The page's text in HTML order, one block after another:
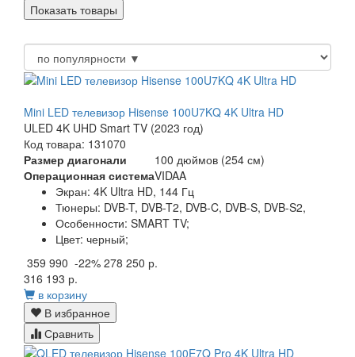
Mini LED телевизор Hisense 100U7KQ 4K Ultra HD
ULED 4K UHD Smart TV (2023 год)
Код товара: 131070
Размер диагонали
100 дюймов (254 см)
Операционная системаVIDAA
Экран: 4K Ultra HD, 144 Гц
Тюнеры: DVB-T, DVB-T2, DVB-C, DVB-S, DVB-S2,
Особенности: SMART TV;
Цвет: черный;
359 990 -22% 278 250 р.
316 193 р.
в корзину
В избранное
Сравнить